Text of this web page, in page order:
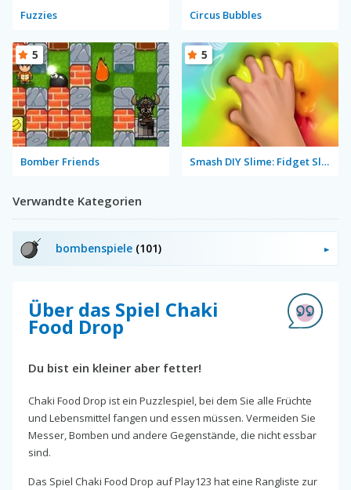
Fuzzies Circus Bubbles
Bomber Friends
5
Smash DIY Slime: Fidget Slimy
5
Verwandte Kategorien
bombenspiele (101)
Über das Spiel Chaki
Food Drop
Du bist ein kleiner aber fetter!
Chaki Food Drop ist ein Puzzlespiel, bei dem Sie alle Früchte
und Lebensmittel fangen und essen müssen. Vermeiden Sie
Messer, Bomben und andere Gegenstände, die nicht essbar
sind.
Das Spiel Chaki Food Drop auf Play123 hat eine Rangliste zur